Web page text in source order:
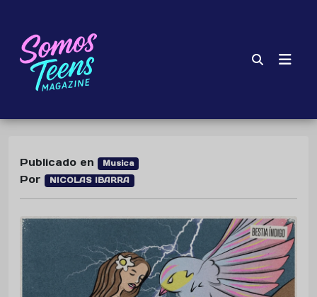
Publicado en Musica
Por NICOLAS IBARRA